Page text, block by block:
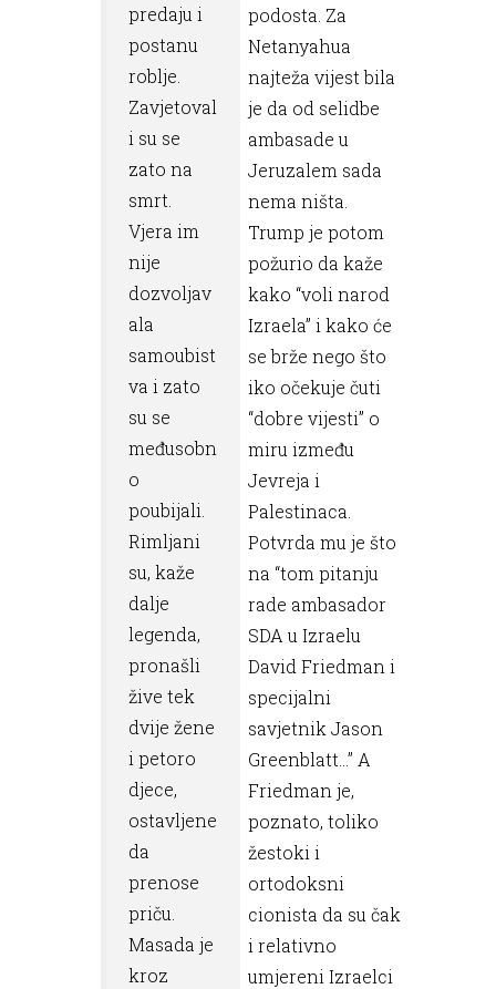
predaju i
postanu
roblje.
Zavjetoval
i su se
zato na
smrt.
Vjera im
nije
dozvoljav
ala
samoubist
va i zato
su se
međusobn
o
poubijali.
Rimljani
su, kaže
dalje
legenda,
pronašli
žive tek
dvije žene
i petoro
djece,
ostavljene
da
prenose
priču.
Masada je
kroz
podosta. Za
Netanyahua
najteža vijest bila
je da od selidbe
ambasade u
Jeruzalem sada
nema ništa.
Trump je potom
požurio da kaže
kako “voli narod
Izraela” i kako će
se brže nego što
iko očekuje čuti
“dobre vijesti” o
miru između
Jevreja i
Palestinaca.
Potvrda mu je što
na “tom pitanju
rade ambasador
SDA u Izraelu
David Friedman i
specijalni
savjetnik Jason
Greenblatt...” A
Friedman je,
poznato, toliko
žestoki i
ortodoksni
cionista da su čak
i relativno
umjereni Izraelci